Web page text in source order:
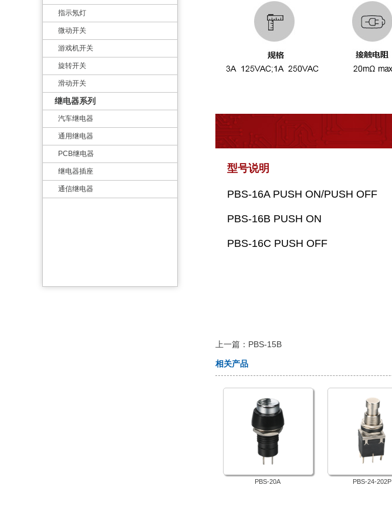
指示氖灯
微动开关
游戏机开关
旋转开关
滑动开关
继电器系列
汽车继电器
通用继电器
PCB继电器
继电器插座
通信继电器
型号说明
PBS-16A PUSH ON/PUSH OFF
PBS-16B PUSH ON
PBS-16C PUSH OFF
上一篇： PBS-15B
相关产品
PBS-20A PBS-24-202P